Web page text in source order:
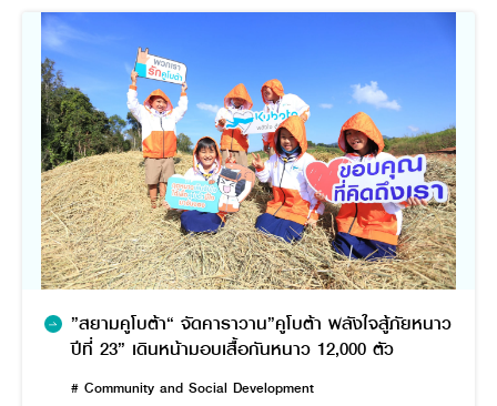
”สยามคูโบต้า“ จัดคาราวาน”คูโบต้า พลังใจสู้ภัยหนาว
ปีที่ 23” เดินหน้ามอบเสื้อกันหนาว 12,000 ตัว
# Community and Social Development